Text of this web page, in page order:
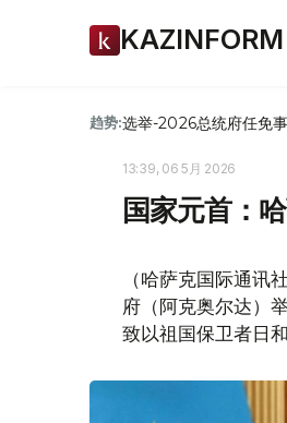
KAZINFORM
趋势:选举-2026总统府任免
13:39, 06 5月 2026
国家元首：
（哈萨克国际通讯
府（阿克奥尔达）
致以祖国保卫者日